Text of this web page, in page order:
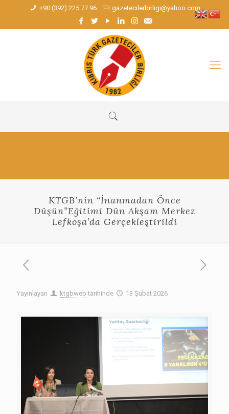
+90 (392) 225 77 96 gazetecilerbirligi@yahoo.com
KTGB’nin “İnanmadan Önce
Düşün”Eğitimi Dün Akşam Merkez
Lefkoşa’da Gerçekleştirildi
Yayınlayan ktgbweb tarihinde 13 Şubat 2026